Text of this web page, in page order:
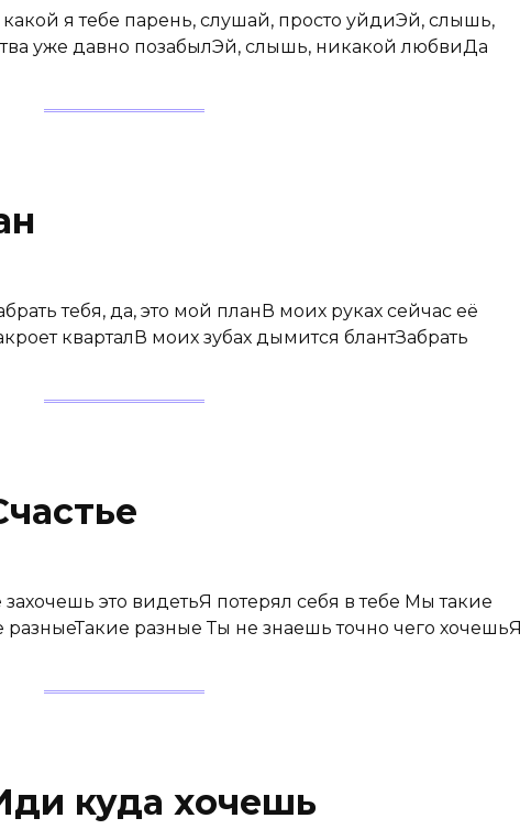
я тебе парень, слушай, просто уйдиЭй, слышь,
уже давно позабылЭй, слышь, никакой любвиДа
тебя, да, это мой планВ моих руках сейчас её
кварталВ моих зубах дымится блантЗабрать
это видетьЯ потерял себя в тебе Мы такие
разные Ты не знаешь точно чего хочешьЯ
куда хочешь